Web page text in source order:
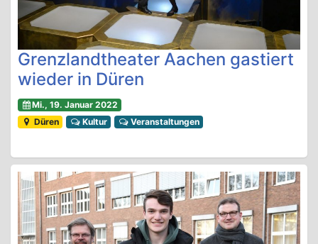
Grenzlandtheater Aachen gastiert
wieder in Düren
Mi., 19. Januar 2022
Düren
Kultur Veranstaltungen